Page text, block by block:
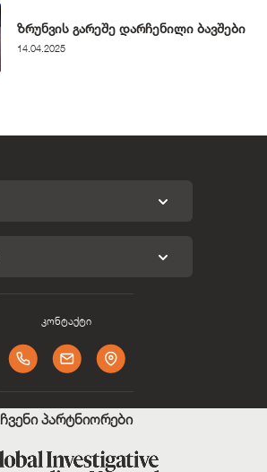
ზრუნვის გარეშე დარჩენილი ბავშები
14.04.2025
კონტაქტი
ჩვენი პარტნიორები